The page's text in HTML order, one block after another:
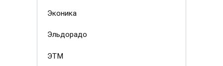
Эконика
Эльдорадо
ЭТМ